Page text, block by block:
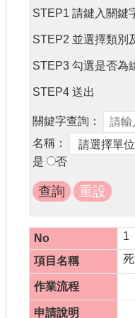
回首頁
網站導覽
市政信箱
English
隱私權政策
網站安全政策
政府網站資料開放宣告
STEP1 請鍵入關鍵
STEP2 並選擇類別
STEP3 勾選是否為
STEP4 送出
關鍵字查詢：
名稱：
是
否
1